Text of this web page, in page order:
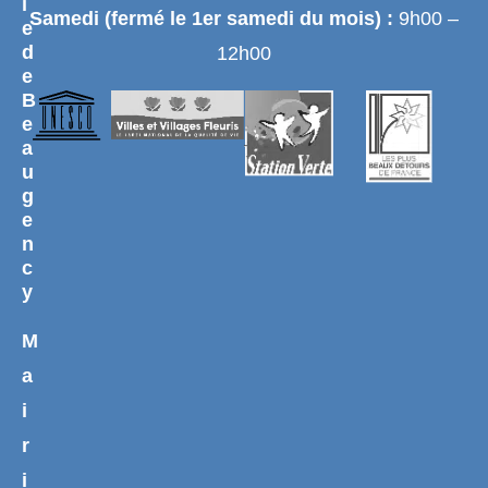
i
e
d
e
B
e
a
u
g
e
n
c
y
M
a
i
r
i
Samedi (fermé le 1er samedi du mois) : 9h00 –
12h00